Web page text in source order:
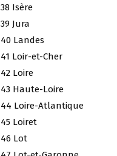
38 Isère
39 Jura
40 Landes
41 Loir-et-Cher
42 Loire
43 Haute-Loire
44 Loire-Atlantique
45 Loiret
46 Lot